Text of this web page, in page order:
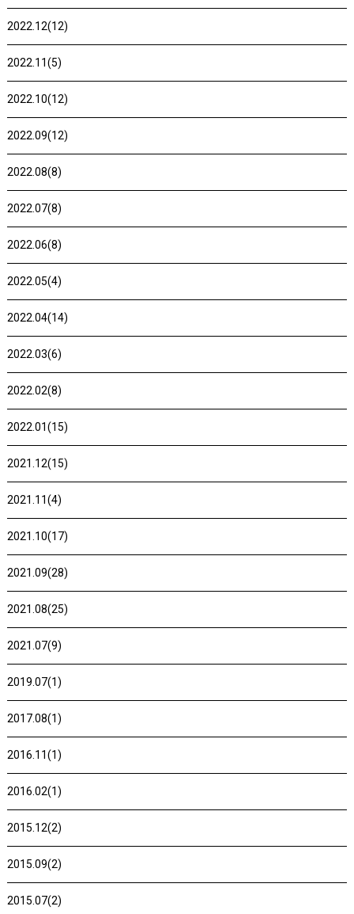
2022.12(12)
2022.11(5)
2022.10(12)
2022.09(12)
2022.08(8)
2022.07(8)
2022.06(8)
2022.05(4)
2022.04(14)
2022.03(6)
2022.02(8)
2022.01(15)
2021.12(15)
2021.11(4)
2021.10(17)
2021.09(28)
2021.08(25)
2021.07(9)
2019.07(1)
2017.08(1)
2016.11(1)
2016.02(1)
2015.12(2)
2015.09(2)
2015.07(2)